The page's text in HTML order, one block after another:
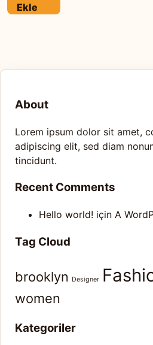
Ekle
About
Lorem ipsum dolor sit amet,
adipiscing elit, sed diam
tincidunt.
Recent Comments
Hello world! için A
Tag Cloud
brooklyn Designer
women
Kategoriler